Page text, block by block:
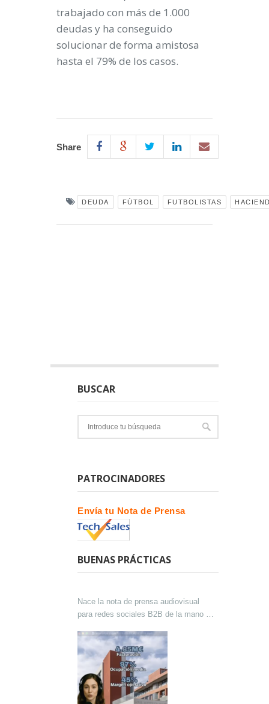
trabajado con más de 1.000
deudas y ha conseguido
solucionar de forma amistosa
hasta el 79% de los casos.
Share
DEUDA FÚTBOL FUTBOLISTAS
BUSCAR
PATROCINADORES
Envía tu Nota de Prensa
BUENAS PRÁCTICAS
Nace la nota de prensa audiovisual
para redes sociales B2B de la mano de